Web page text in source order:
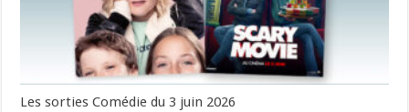
Les sorties Comédie du 3 juin 2026